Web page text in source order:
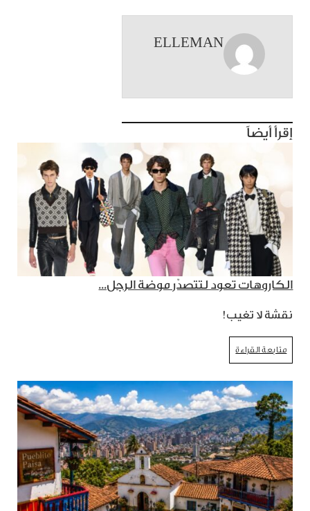
ELLEMAN
إقرأ أيضاً
الكاروهات تعود لتتصدّر موضة الرجل...
نقشة لا تغيب!
متابعة القراءة